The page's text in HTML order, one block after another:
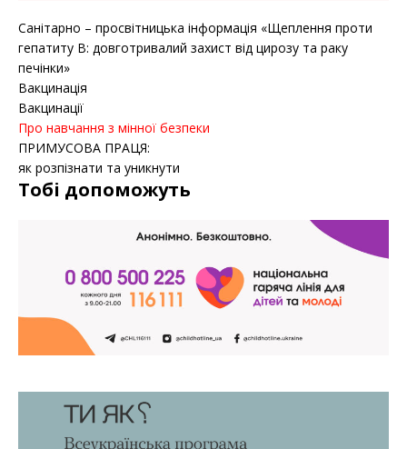
Санітарно – просвітницька інформація «Щеплення проти
гепатиту B: довготривалий захист від цирозу та раку
печінки»
Вакцинація
Вакцинації
Про навчання з мінної безпеки
ПРИМУСОВА ПРАЦЯ:
як розпізнати та уникнути
Тобі допоможуть